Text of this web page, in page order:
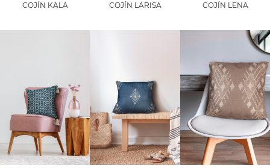
COJÍN KALA COJÍN LARISA COJÍN LENA